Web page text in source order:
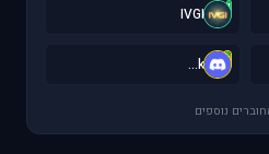
I
IVGI
k
k...